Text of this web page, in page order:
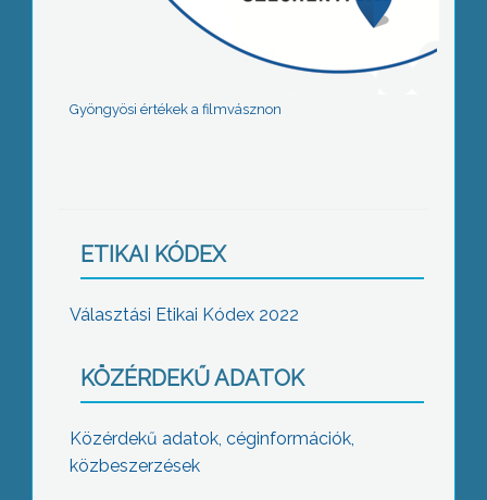
Gyöngyösi értékek a filmvásznon
ETIKAI KÓDEX
Választási Etikai Kódex 2022
KÖZÉRDEKŰ ADATOK
Közérdekű adatok, céginformációk,
közbeszerzések